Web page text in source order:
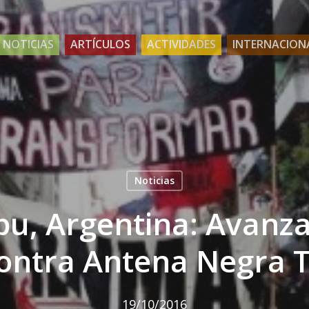
NOTICIAS ARTÍCULOS ACTIVIDADES
Noticias
Argentina:
Antena Negra
19/10/2016